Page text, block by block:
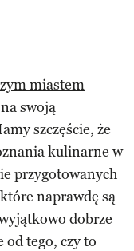
miastem
swoją
szczęście, że
kulinarne w
przygotowanych
naprawdę są
dobrze
od tego, czy to